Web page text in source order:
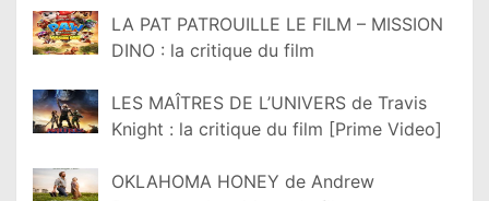
LA PAT PATROUILLE LE FILM – MISSION
DINO : la critique du film
LES MAÎTRES DE L’UNIVERS de Travis
Knight : la critique du film [Prime Video]
OKLAHOMA HONEY de Andrew